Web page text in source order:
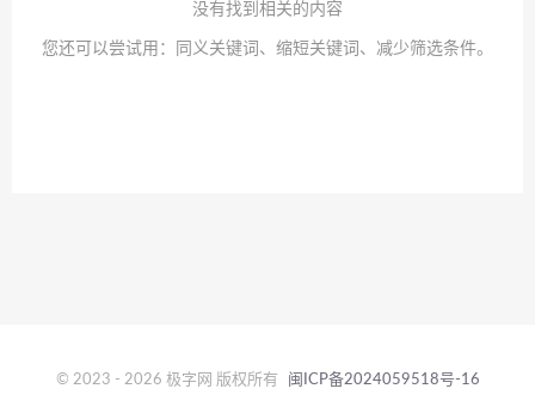
没有找到相关的内容
您还可以尝试用：同义关键词、缩短关键词、减少筛选条件。
© 2023 - 2026 极字网 版权所有 闽ICP备2024059518号-16